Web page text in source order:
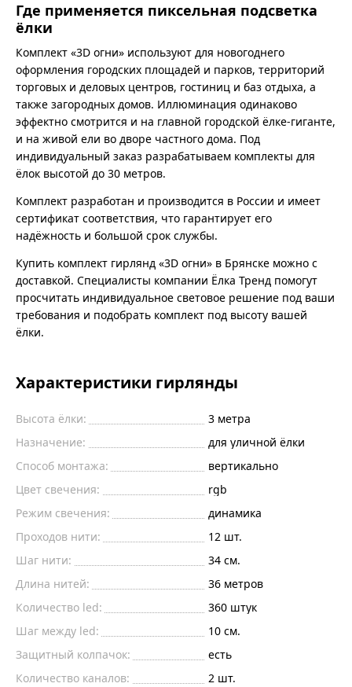
Где применяется пиксельная подсветка
ёлки
Комплект «3D огни» используют для новогоднего
оформления городских площадей и парков, территорий
торговых и деловых центров, гостиниц и баз отдыха, а
также загородных домов. Иллюминация одинаково
эффектно смотрится и на главной городской ёлке-гиганте,
и на живой ели во дворе частного дома. Под
индивидуальный заказ разрабатываем комплекты для
ёлок высотой до 30 метров.
Комплект разработан и производится в России и имеет
сертификат соответствия, что гарантирует его
надёжность и большой срок службы.
Купить комплект гирлянд «3D огни» в Брянске можно с
доставкой. Специалисты компании Ёлка Тренд помогут
просчитать индивидуальное световое решение под ваши
требования и подобрать комплект под высоту вашей
ёлки.
Характеристики гирлянды
Высота ёлки:
3 метра
Назначение:
для уличной ёлки
Способ монтажа:
вертикально
Цвет свечения:
rgb
Режим свечения:
динамика
Проходов нити:
12 шт.
Шаг нити:
34 см.
Длина нитей:
36 метров
Количество led:
360 штук
Шаг между led:
10 см.
Защитный колпачок:
есть
Количество каналов:
2 шт.